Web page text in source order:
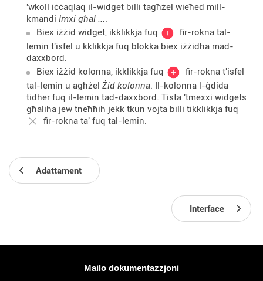
'wkoll iċċaqlaq il-widget billi tagħżel wieħed mill-
kmandi Imxi għal ...
Biex iżżid widget, ikklikkja fuq
fir-rokna tal-
lemin t'isfel u kklikkja fuq blokka biex iżżidha mad-
daxxbord.
Biex iżżid kolonna, ikklikkja fuq
fir-rokna t'isfel
tal-lemin u agħżel Żid kolonna . Il-kolonna l-ġdida
tidher fuq il-lemin tad-daxxbord. Tista 'tmexxi widgets
għaliha jew tneħħih jekk tkun vojta billi tikklikkja fuq
fir-rokna ta' fuq tal-lemin.
Adattament
Interface
Mailo dokumentazzjoni